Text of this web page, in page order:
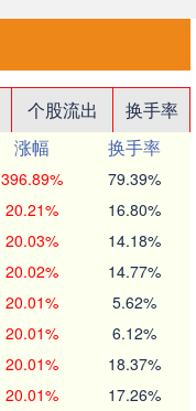
个股流出
换手率
涨幅
换手率
396.89% 79.39%
20.21% 16.80%
20.03% 14.18%
20.02% 14.77%
20.01% 5.62%
20.01% 6.12%
20.01% 18.37%
20.01% 17.26%